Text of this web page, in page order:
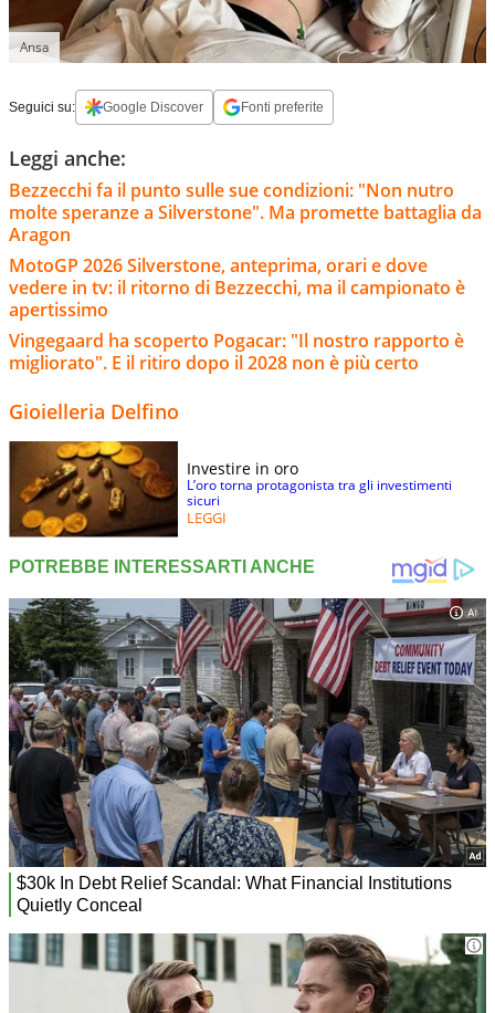
Ansa
Seguici su: Google Discover Fonti preferite
Leggi anche:
Bezzecchi fa il punto sulle sue condizioni: "Non nutro
molte speranze a Silverstone". Ma promette battaglia da
Aragon
MotoGP 2026 Silverstone, anteprima, orari e dove
vedere in tv: il ritorno di Bezzecchi, ma il campionato è
apertissimo
Vingegaard ha scoperto Pogacar: "Il nostro rapporto è
migliorato". E il ritiro dopo il 2028 non è più certo
Gioielleria Delfino
Investire in oro
L’oro torna protagonista tra gli investimenti
sicuri
LEGGI